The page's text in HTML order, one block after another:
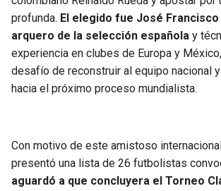
profunda. El elegido fue José
arquero de la selección española y
experiencia en clubes de Europa y
desafío de reconstruir al equipo nacional
hacia el próximo proceso mundialista.
Con motivo de este amistoso
presentó una lista de 26 futbolistas
aguardó a que concluyera el Torneo